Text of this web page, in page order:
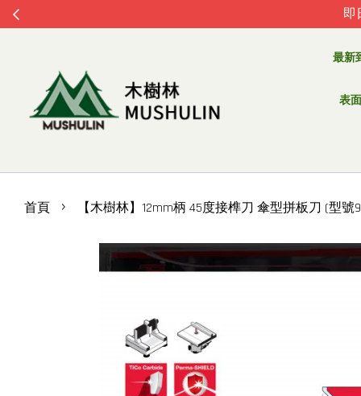
即
最新
表
首頁 › 【木樹林】12mm柄 45度接榫刀 傘型拼板刀 (型號